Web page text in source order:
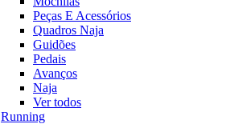
Peças E Acessórios
Quadros Naja
Guidões
Pedais
Avanços
Naja
Ver todos
Running